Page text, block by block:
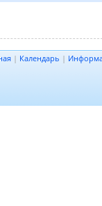
| Календарь |